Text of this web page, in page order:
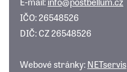
IČO: 26548526
DIČ: CZ 26548526
Webové stránky:NETservis